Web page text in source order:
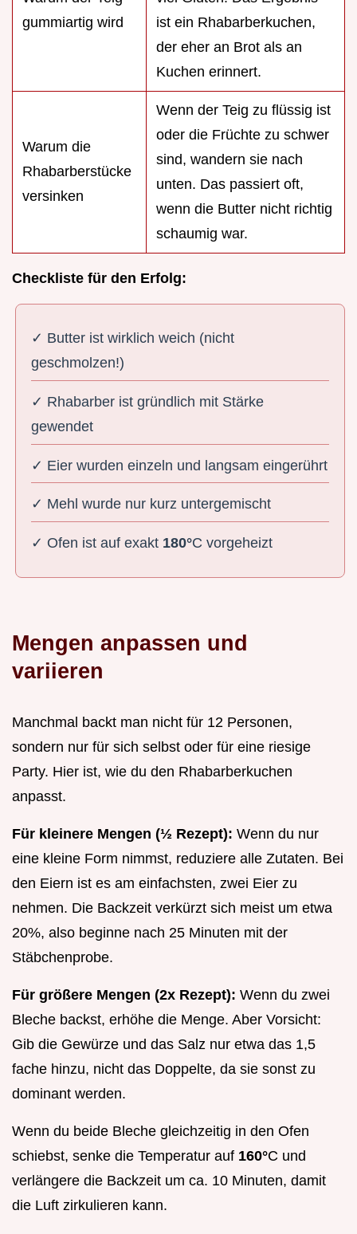
gummiartig wird
ist ein Rhabarberkuchen,
der eher an Brot als an
Kuchen erinnert.
Warum die
Rhabarberstücke
versinken
Wenn der Teig zu flüssig ist
oder die Früchte zu schwer
sind, wandern sie nach
unten. Das passiert oft,
wenn die Butter nicht richtig
schaumig war.
Checkliste für den Erfolg:
✓ Butter ist wirklich weich (nicht
geschmolzen!)
✓ Rhabarber ist gründlich mit Stärke
gewendet
✓ Eier wurden einzeln und langsam eingerührt
✓ Mehl wurde nur kurz untergemischt
✓ Ofen ist auf exakt 180°C vorgeheizt
Mengen anpassen und
variieren
Manchmal backt man nicht für 12 Personen,
sondern nur für sich selbst oder für eine riesige
Party. Hier ist, wie du den Rhabarberkuchen
anpasst.
Für kleinere Mengen (½ Rezept): Wenn du nur
eine kleine Form nimmst, reduziere alle Zutaten. Bei
den Eiern ist es am einfachsten, zwei Eier zu
nehmen. Die Backzeit verkürzt sich meist um etwa
20%, also beginne nach 25 Minuten mit der
Stäbchenprobe.
Für größere Mengen (2x Rezept): Wenn du zwei
Bleche backst, erhöhe die Menge. Aber Vorsicht:
Gib die Gewürze und das Salz nur etwa das 1,5
fache hinzu, nicht das Doppelte, da sie sonst zu
dominant werden.
Wenn du beide Bleche gleichzeitig in den Ofen
schiebst, senke die Temperatur auf 160°C und
verlängere die Backzeit um ca. 10 Minuten, damit
die Luft zirkulieren kann.